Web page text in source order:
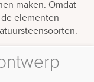
maken. Omdat
elementen